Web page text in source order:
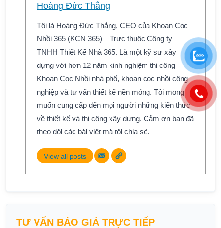
Hoàng Đức Thắng
Tôi là Hoàng Đức Thắng, CEO của Khoan Cọc
Nhồi 365 (KCN 365) – Trực thuộc Công ty
TNHH Thiết Kế Nhà 365. Là một kỹ sư xây
dựng với hơn 12 năm kinh nghiệm thi công
Khoan Cọc Nhồi nhà phố, khoan cọc nhồi công
nghiệp và tư vấn thiết kế nền móng. Tôi mong
muốn cung cấp đến mọi người những kiến thức
về thiết kế và thi công xây dựng. Cảm ơn bạn đã
theo dõi các bài viết mà tôi chia sẻ.
View all posts
TƯ VẤN BÁO GIÁ TRỰC TIẾP